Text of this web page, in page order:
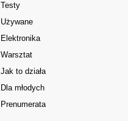
Testy
Używane
Elektronika
Warsztat
Jak to działa
Dla młodych
Prenumerata